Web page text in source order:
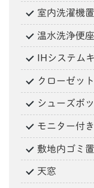
室内洗濯機
温水洗浄便座
IHシステム
クローゼット
シューズボ
モニター付
敷地内ゴミ
天窓